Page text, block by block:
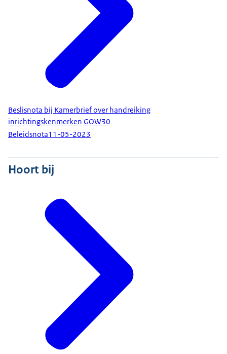
Beslisnota bij Kamerbrief over handreiking
inrichtingskenmerken GOW30
Beleidsnota11-05-2023
Hoort bij